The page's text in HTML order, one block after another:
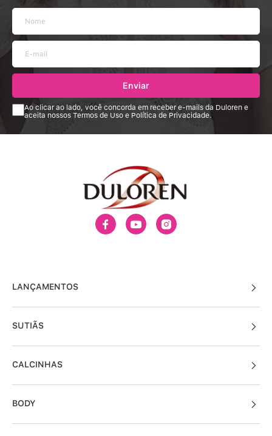
Enviar
Ao clicar ao lado, você concorda em receber e-mails da Duloren e
aceita nossos Termos de Uso e Política de Privacidade.
LANÇAMENTOS
SUTIÃS
CALCINHAS
BODY